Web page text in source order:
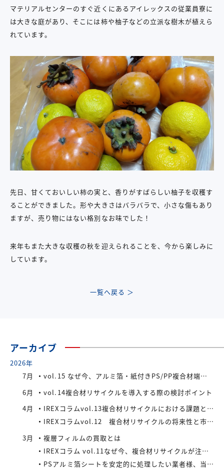
マテリアルセンターのすぐ近くにあるアイレックスの従業員寮に
は大きな庭があり、そこには柿や柚子などの立派な樹木が植えら
れています。
先日、甘くておいしい柿の実と、香りがすばらしい柚子を収穫す
ることができました。形や大きさはバラバラで、小さな傷もあり
ますが、売り物にはない格別なお味でした！
来年もまた大きな収穫の秋を迎えられることを、今から楽しみに
しています。
一覧へ戻る ＞
アーカイブ
2026年
7月
vol.15 なぜ今、アルミ箔・紙付きPS/PP複合材端材が注目されているのか
6月
vol.14複合材リサイクルを導入する際の検討ポイント
4月
IREXコラムvol.13複合材リサイクルにおける課題と今後の展望
IREXコラムvol.12 複合材リサイクルの将来性と市場拡大の可能性
3月
複層フィルムの買取とは
IREXコラム vol.11なぜ今、複合材リサイクルが注目されているのか
PSアルミ箔シートを安定的に処理したい業者様、当社が買い取ります！